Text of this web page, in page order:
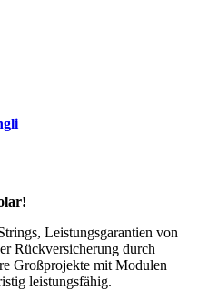
Leistungsgarantien von
Rückversicherung durch
Großprojekte mit Modulen
leistungsfähig.